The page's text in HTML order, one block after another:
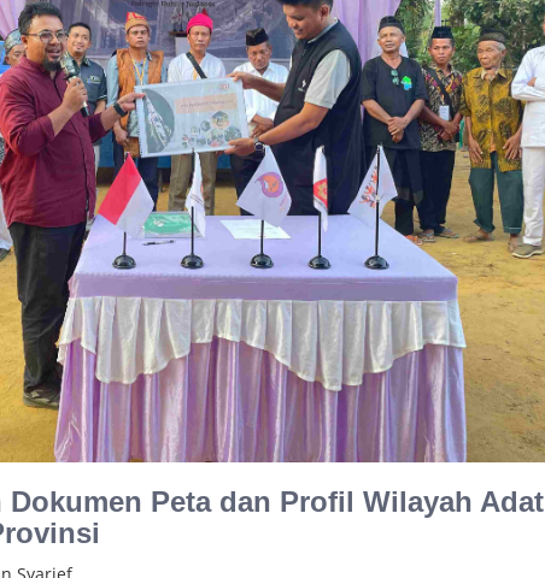
Dokumen Peta dan Profil Wilayah Adat
Syarief